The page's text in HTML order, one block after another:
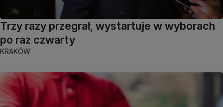
Trzy razy przegrał, wystartuje w wyborach
po raz czwarty
KRAKÓW